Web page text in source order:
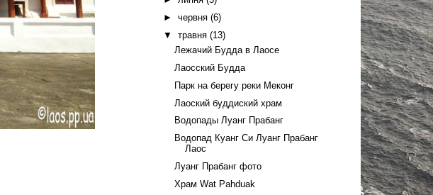
► червня (6)
▼ травня (13)
Лежачий Будда в Лаосе
Лаосский Будда
Парк на берегу реки Меконг
Лаоский буддиский храм
Водопады Луанг Прабанг
Водопад Куанг Си Луанг Прабанг
Лаос
Луанг Прабанг фото
Храм Wat Pahduak